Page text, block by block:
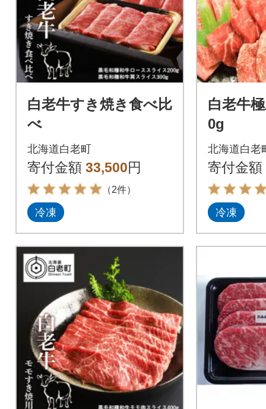
白老牛すき焼き食べ比
べ
北海道白老町
寄付金額 33,500円
（2件）
冷凍
白老牛
0g
北海道白老
寄付金額
冷凍